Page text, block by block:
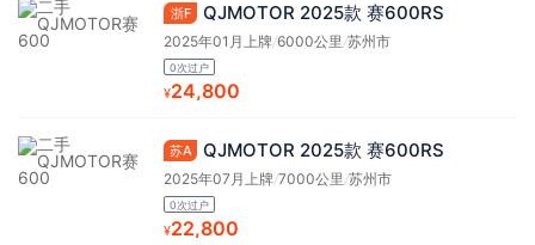
浙F QJMOTOR 2025款 赛600RS
2025年01月上牌/6000公里/苏州市
0次过户
¥24,800
苏A QJMOTOR 2025款 赛600RS
2025年07月上牌/7000公里/苏州市
0次过户
¥22,800